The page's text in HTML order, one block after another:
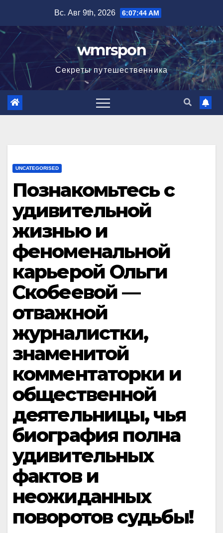
содержимому
Вс. Авг 9th, 2026 6:07:45 AM
wmrspon
Секреты путешественника
UNCATEGORISED
Познакомьтесь с
удивительной
жизнью и
феноменальной
карьерой Ольги
Скобеевой —
отважной
журналистки,
знаменитой
комментаторки и
общественной
деятельницы, чья
биография полна
удивительных
фактов и
неожиданных
поворотов судьбы!